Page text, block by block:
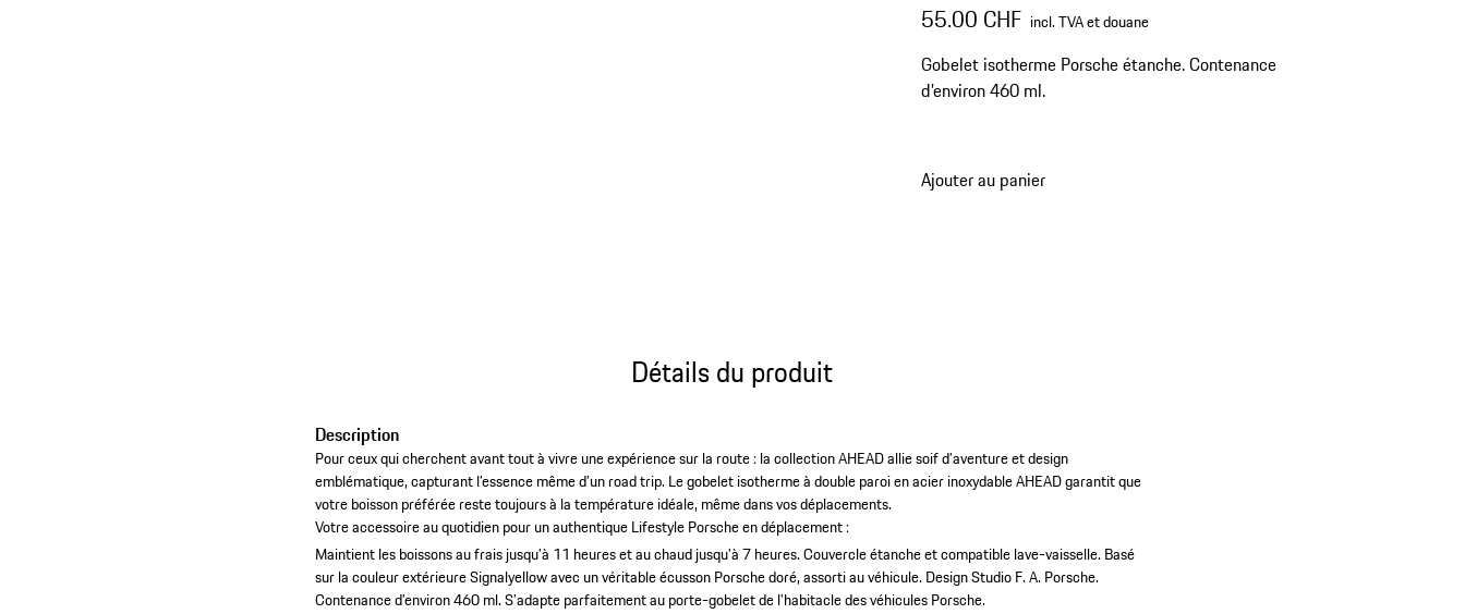
55.00 CHF incl. TVA et douane
Gobelet isotherme Porsche étanche. Contenance
d’environ 460 ml.
Ajouter au panier
Détails du produit
Description
Pour ceux qui cherchent avant tout à vivre une expérience sur la route : la collection AHEAD allie soif d’aventure et design
emblématique, capturant l’essence même d’un road trip. Le gobelet isotherme à double paroi en acier inoxydable AHEAD garantit que
votre boisson préférée reste toujours à la température idéale, même dans vos déplacements.
Votre accessoire au quotidien pour un authentique Lifestyle Porsche en déplacement :
Maintient les boissons au frais jusqu’à 11 heures et au chaud jusqu’à 7 heures.Couvercle étanche et compatible lave-vaisselle.Basé
sur la couleur extérieure Signalyellow avec un véritable écusson Porsche doré, assorti au véhicule.Design Studio F. A. Porsche.
Contenance d’environ 460 ml.S’adapte parfaitement au porte-gobelet de l’habitacle des véhicules Porsche.